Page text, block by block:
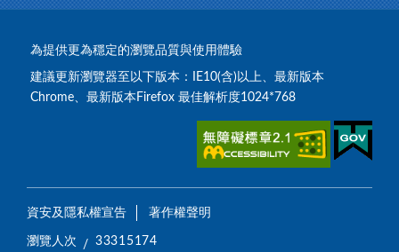
為提供更為穩定的瀏覽品質與使用體驗
建議更新瀏覽器至以下版本：IE10(含)以上、最新版本
Chrome、最新版本Firefox 最佳解析度1024*768
資安及隱私權宣告 著作權聲明
瀏覽人次 33315174